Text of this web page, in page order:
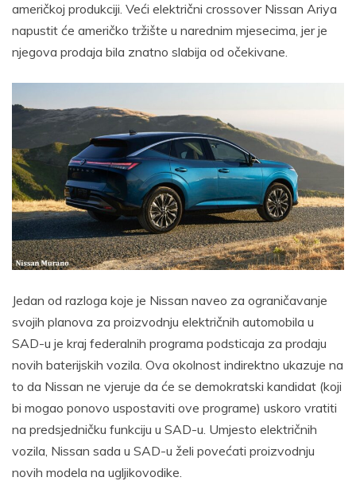
američkoj produkciji. Veći električni crossover Nissan Ariya
napustit će američko tržište u narednim mjesecima, jer je
njegova prodaja bila znatno slabija od očekivane.
Jedan od razloga koje je Nissan naveo za ograničavanje
svojih planova za proizvodnju električnih automobila u
SAD-u je kraj federalnih programa podsticaja za prodaju
novih baterijskih vozila. Ova okolnost indirektno ukazuje na
to da Nissan ne vjeruje da će se demokratski kandidat (koji
bi mogao ponovo uspostaviti ove programe) uskoro vratiti
na predsjedničku funkciju u SAD-u. Umjesto električnih
vozila, Nissan sada u SAD-u želi povećati proizvodnju
novih modela na ugljikovodike.